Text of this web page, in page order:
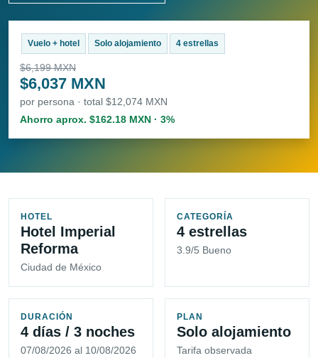
Vuelo + hotel Solo alojamiento 4 estrellas
$6,199 MXN
$6,037 MXN
por persona · total $12,074 MXN
Ahorro aprox. $162.18 MXN · 3%
HOTEL
Hotel Imperial
Reforma
Ciudad de México
CATEGORÍA
4 estrellas
3.9/5 Bueno
DURACIÓN
4 días / 3 noches
07/08/2026 al 10/08/2026
PLAN
Solo alojamiento
Tarifa observada